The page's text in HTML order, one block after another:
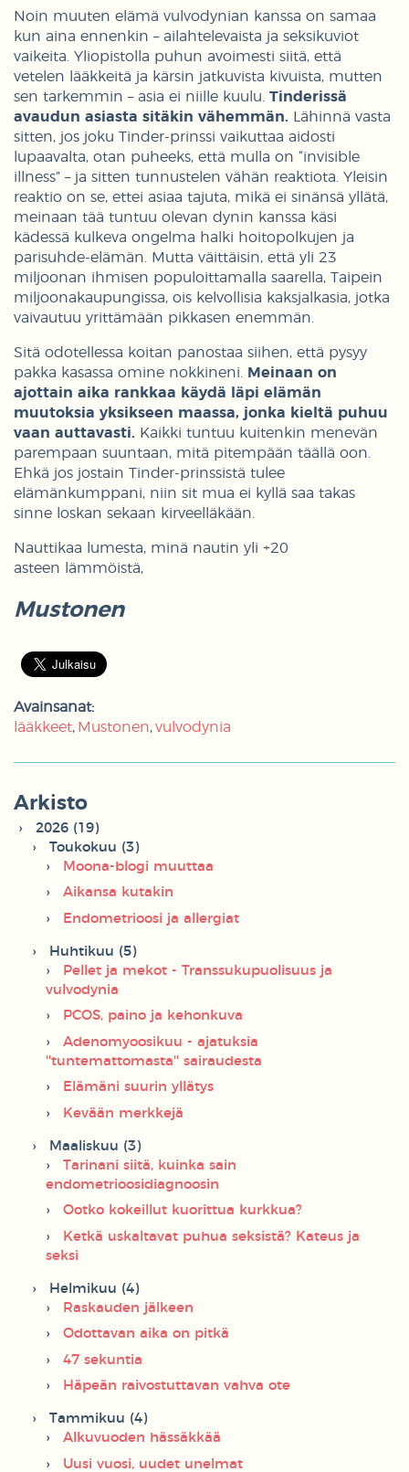
Noin muuten elämä vulvodynian kanssa on samaa
kun aina ennenkin – ailahtelevaista ja seksikuviot
vaikeita. Yliopistolla puhun avoimesti siitä, että
vetelen lääkkeitä ja kärsin jatkuvista kivuista, mutten
sen tarkemmin – asia ei niille kuulu. Tinderissä
avaudun asiasta sitäkin vähemmän. Lähinnä vasta
sitten, jos joku Tinder-prinssi vaikuttaa aidosti
lupaavalta, otan puheeks, että mulla on “invisible
illness” – ja sitten tunnustelen vähän reaktiota. Yleisin
reaktio on se, ettei asiaa tajuta, mikä ei sinänsä yllätä,
meinaan tää tuntuu olevan dynin kanssa käsi
kädessä kulkeva ongelma halki hoitopolkujen ja
parisuhde-elämän. Mutta väittäisin, että yli 23
miljoonan ihmisen populoittamalla saarella, Taipein
miljoonakaupungissa, ois kelvollisia kaksjalkasia, jotka
vaivautuu yrittämään pikkasen enemmän.
Sitä odotellessa koitan panostaa siihen, että pysyy
pakka kasassa omine nokkineni.
Meinaan on
ajottain aika rankkaa käydä läpi elämän
muutoksia yksikseen maassa, jonka kieltä puhuu
vaan auttavasti. Kaikki tuntuu kuitenkin menevän
parempaan suuntaan, mitä pitempään täällä oon.
Ehkä jos jostain Tinder-prinssistä tulee
elämänkumppani, niin sit mua ei kyllä saa takas
sinne loskan sekaan kirveelläkään.
Nauttikaa lumesta, minä nautin yli +20
asteen lämmöistä,
Mustonen
Avainsanat:
lääkkeet Mustonen vulvodynia
Arkisto
2026 (19)
Toukokuu (3)
Moona-blogi muuttaa
Aikansa kutakin
Endometrioosi ja allergiat
Huhtikuu (5)
Pellet ja mekot - Transsukupuolisuus ja
vulvodynia
PCOS, paino ja kehonkuva
Adenomyoosikuu - ajatuksia
''tuntemattomasta'' sairaudesta
Elämäni suurin yllätys
Kevään merkkejä
Maaliskuu (3)
Tarinani siitä, kuinka sain
endometrioosidiagnoosin
Ootko kokeillut kuorittua kurkkua?
Ketkä uskaltavat puhua seksistä? Kateus ja
seksi
Helmikuu (4)
Raskauden jälkeen
Odottavan aika on pitkä
47 sekuntia
Häpeän raivostuttavan vahva ote
Tammikuu (4)
Alkuvuoden hässäkkää
Uusi vuosi, uudet unelmat